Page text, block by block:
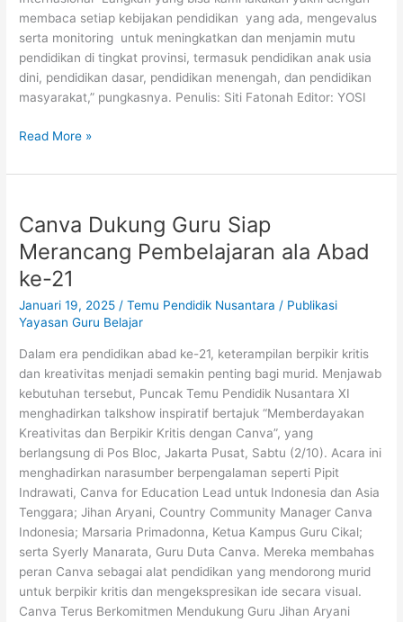
membaca setiap kebijakan pendidikan yang ada, mengevalus
serta monitoring untuk meningkatkan dan menjamin mutu
pendidikan di tingkat provinsi, termasuk pendidikan anak usia
dini, pendidikan dasar, pendidikan menengah, dan pendidikan
masyarakat,” pungkasnya. Penulis: Siti Fatonah Editor: YOSI
Read More »
Canva Dukung Guru Siap
Merancang Pembelajaran ala Abad
ke-21
Januari 19, 2025 /Temu Pendidik Nusantara / Publikasi
Yayasan Guru Belajar
Dalam era pendidikan abad ke-21, keterampilan berpikir kritis
dan kreativitas menjadi semakin penting bagi murid. Menjawab
kebutuhan tersebut, Puncak Temu Pendidik Nusantara XI
menghadirkan talkshow inspiratif bertajuk “Memberdayakan
Kreativitas dan Berpikir Kritis dengan Canva”, yang
berlangsung di Pos Bloc, Jakarta Pusat, Sabtu (2/10). Acara ini
menghadirkan narasumber berpengalaman seperti Pipit
Indrawati, Canva for Education Lead untuk Indonesia dan Asia
Tenggara; Jihan Aryani, Country Community Manager Canva
Indonesia; Marsaria Primadonna, Ketua Kampus Guru Cikal;
serta Syerly Manarata, Guru Duta Canva. Mereka membahas
peran Canva sebagai alat pendidikan yang mendorong murid
untuk berpikir kritis dan mengekspresikan ide secara visual.
Canva Terus Berkomitmen Mendukung Guru Jihan Aryani
Dukung
Guru
Siap
Merancang
Pembelajaran
ala
ke-
21